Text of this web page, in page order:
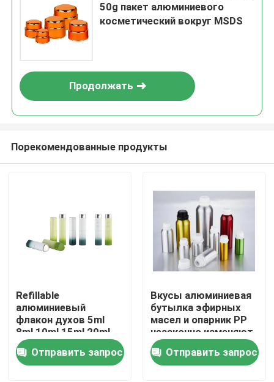
Главная страница
Продукция
50g пакет алюминиевого
косметический вокруг MSDS
Продолжать
Порекомендованные продукты
Refillable
алюминиевый
флакон духов 5ml
8ml 10ml 15ml 20ml
рта
Отправить запрос
Вкусы алюминиевая
бутылка эфирных
масел и опарник PP
незаконно изменяют
очевидную
завинчивую пробку
Отправить запрос